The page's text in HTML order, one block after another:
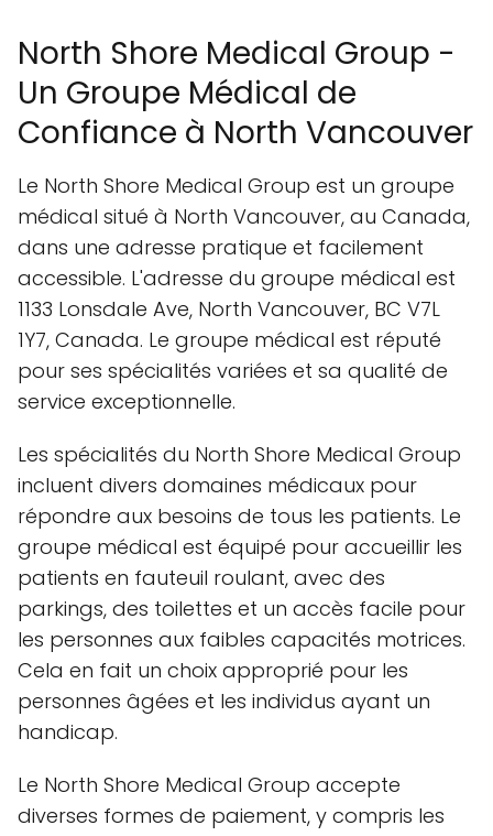
North Shore Medical Group -
Un Groupe Médical de
Confiance à North Vancouver
Le North Shore Medical Group est un groupe
médical situé à North Vancouver, au Canada,
dans une adresse pratique et facilement
accessible. L'adresse du groupe médical est
1133 Lonsdale Ave, North Vancouver, BC V7L
1Y7, Canada. Le groupe médical est réputé
pour ses spécialités variées et sa qualité de
service exceptionnelle.
Les spécialités du North Shore Medical Group
incluent divers domaines médicaux pour
répondre aux besoins de tous les patients. Le
groupe médical est équipé pour accueillir les
patients en fauteuil roulant, avec des
parkings, des toilettes et un accès facile pour
les personnes aux faibles capacités motrices.
Cela en fait un choix approprié pour les
personnes âgées et les individus ayant un
handicap.
Le North Shore Medical Group accepte
diverses formes de paiement, y compris les